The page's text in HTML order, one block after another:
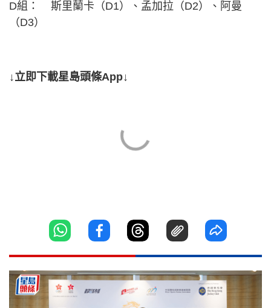
D組： 斯里蘭卡（D1）、孟加拉（D2）、阿曼
（D3）
↓立即下載星島頭條App↓